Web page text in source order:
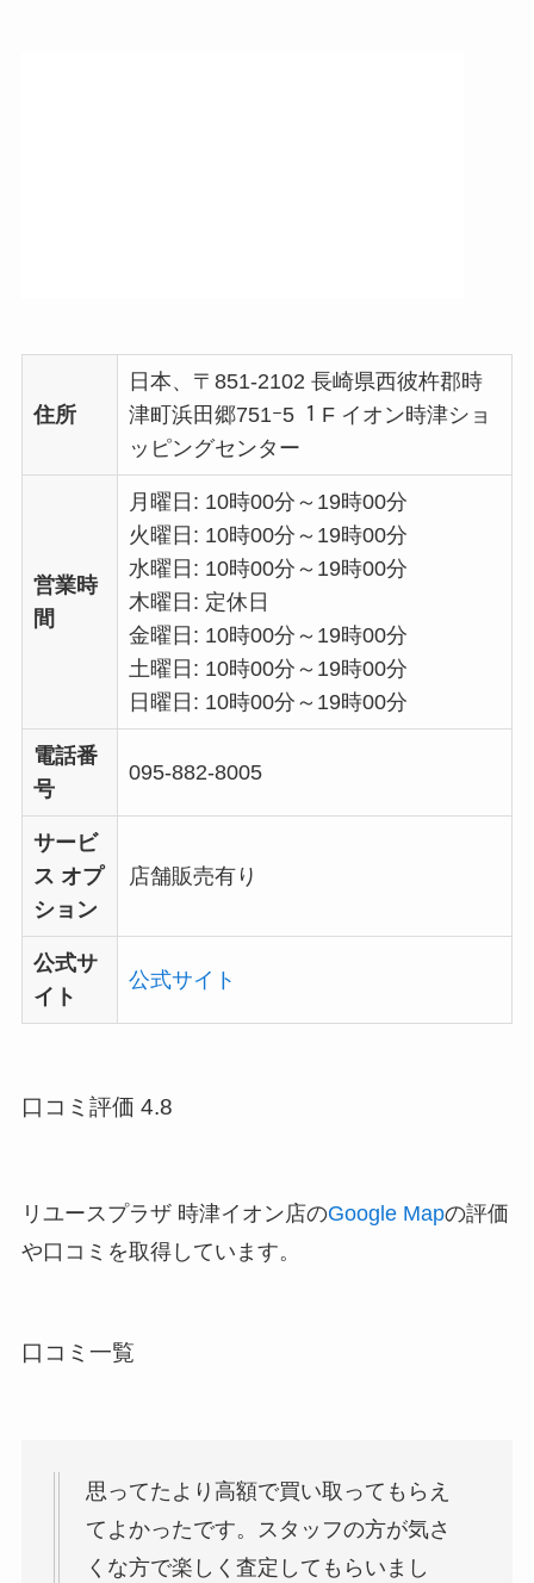
住所
日本、〒851-2102 長崎県西彼杵郡時
津町浜田郷751ｰ5 １F イオン時津ショ
ッピングセンター
営業時
間
月曜日: 10時00分～19時00分
火曜日: 10時00分～19時00分
水曜日: 10時00分～19時00分
木曜日: 定休日
金曜日: 10時00分～19時00分
土曜日: 10時00分～19時00分
日曜日: 10時00分～19時00分
電話番
号
095-882-8005
サービ
ス オプ
ション
店舗販売有り
公式サ
イト
公式サイト
口コミ評価 4.8
リユースプラザ 時津イオン店のGoogle Mapの評価
や口コミを取得しています。
口コミ一覧
思ってたより高額で買い取ってもらえ
てよかったです。スタッフの方が気さ
くな方で楽しく査定してもらいまし